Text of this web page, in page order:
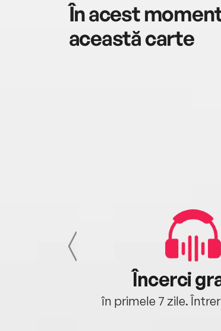
În acest
această carte
Încerci
în primele 7 zile.